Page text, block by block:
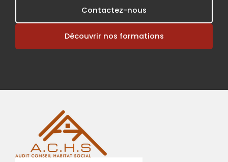
Contactez-nous
Découvrir nos formations